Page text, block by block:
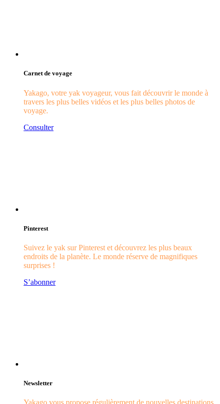
Carnet de voyage
Yakago, votre yak voyageur, vous fait découvrir le monde à
travers les plus belles vidéos et les plus belles photos de
voyage.
Consulter
Pinterest
Suivez le yak sur Pinterest et découvrez les plus beaux
endroits de la planète. Le monde réserve de magnifiques
surprises !
S’abonner
Newsletter